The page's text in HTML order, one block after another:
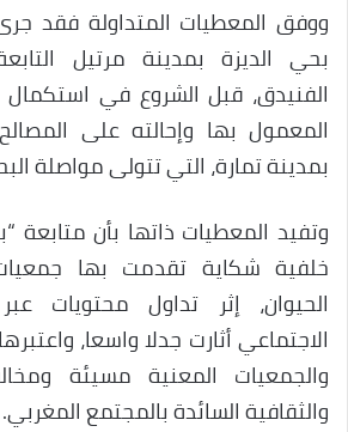
ووفق المعطيات المتداولة فقد
بحي الديزة بمدينة مرتيل
الفنيدق، قبل الشروع في استكمال
المعمول بها وإحالته على
بمدينة تمارة، التي تتولى مواصلة
وتفيد المعطيات ذاتها بأن
خلفية شكاية تقدمت بها
الحيوان، إثر تداول محتويات
الاجتماعي أثارت جدلا واسعا،
والجمعيات المعنية مسيئة
والثقافية السائدة بالمجتمع المغربي.